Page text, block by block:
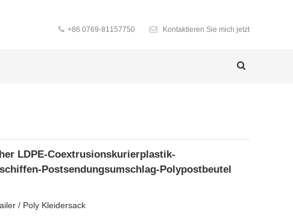
+86 0769-81157750 Kontaktieren Sie mich jetzt
LDPE-Coextrusionskurierplastik-
Postsendungsumschlag-Polypostbeutel
/ Poly Kleidersack